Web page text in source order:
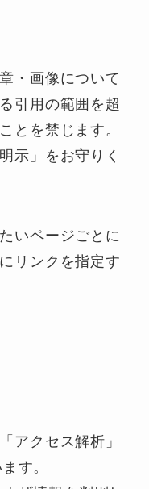
・画像について
引用の範囲を超
とを禁じます。
示」をお守りく
いページごとに
リンクを指定す
アクセス解析」
す。